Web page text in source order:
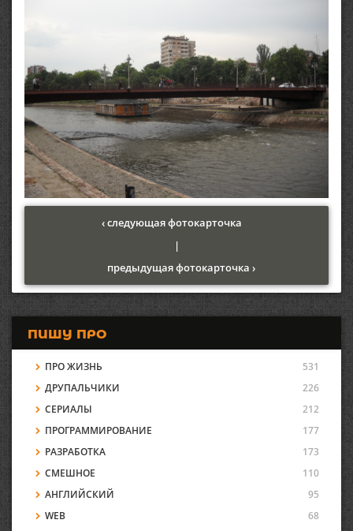
‹ следующая фотокарточка
|
предыдущая фотокарточка ›
ПИШУ ПРО
ПРО ЖИЗНЬ
531
ДРУПАЛЬЧИКИ
226
СЕРИАЛЫ
212
ПРОГРАММИРОВАНИЕ
177
РАЗРАБОТКА
173
СМЕШНОЕ
110
АНГЛИЙСКИЙ
95
WEB
68